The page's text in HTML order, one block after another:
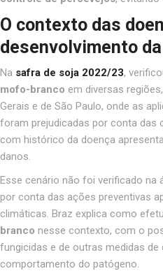
O contexto das
desenvolvimento
Na safra de soja 2022/23,
mofo-branco em diversas
Gerais e de São Paulo, onde as
foram prejudicadas por conta das
com histórico da doença
danos.
Esse cenário não foi verificado na
por conta das ações preventivas
climáticas. Braz explica como
branco nesse contexto, com o
fungicidas e de outras medidas
comportamento do patógeno.